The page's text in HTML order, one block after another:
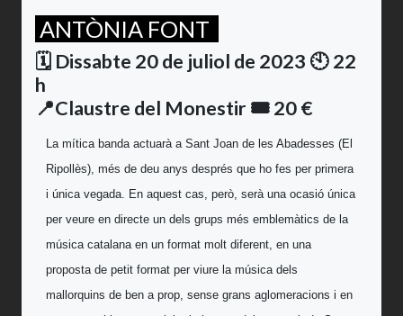
ANTÒNIA FONT
🗓️ Dissabte 20 de juliol de 2023 🕙 22
h
📍Claustre del Monestir 🎟️ 20 €
La mítica banda actuarà a Sant Joan de les Abadesses (El
Ripollès), més de deu anys després que ho fes per primera
i única vegada. En aquest cas, però, serà una ocasió única
per veure en directe un dels grups més emblemàtics de la
música catalana en un format molt diferent, en una
proposta de petit format per viure la música dels
mallorquins de ben a prop, sense grans aglomeracions i en